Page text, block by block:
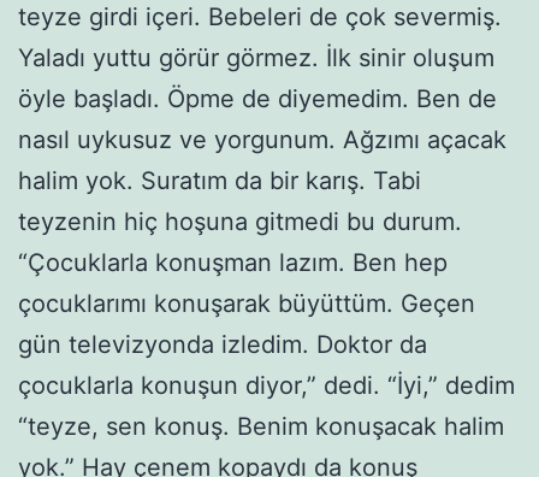
teyze girdi içeri. Bebeleri de çok severmiş.
Yaladı yuttu görür görmez. İlk sinir oluşum
öyle başladı. Öpme de diyemedim. Ben de
nasıl uykusuz ve yorgunum. Ağzımı açacak
halim yok. Suratım da bir karış. Tabi
teyzenin hiç hoşuna gitmedi bu durum.
“Çocuklarla konuşman lazım. Ben hep
çocuklarımı konuşarak büyüttüm. Geçen
gün televizyonda izledim. Doktor da
çocuklarla konuşun diyor,” dedi. “İyi,” dedim
“teyze, sen konuş. Benim konuşacak halim
yok.” Hay çenem kopaydı da konuş